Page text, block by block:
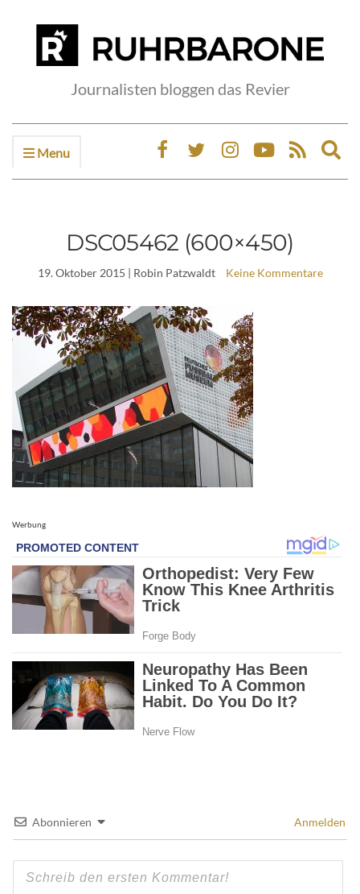
Journalisten bloggen das Revier
Menu
DSC05462 (600×450)
19. Oktober 2015 | Robin Patzwaldt Keine Kommentare
Werbung
Abonnieren Anmelden